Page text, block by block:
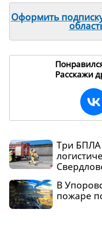
Оформить
Расскажи
Три БПЛА
В
пожаре